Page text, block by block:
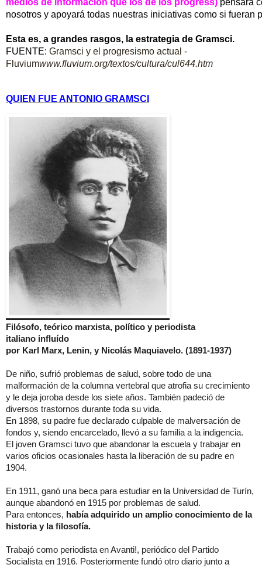
medios de información que los de los progress) pensará
nosotros y apoyará todas nuestras iniciativas como si fueran
Esta es, a grandes rasgos, la estrategia de Gramsci.
FUENTE: Gramsci y el progresismo actual -
Fluviumwww.fluvium.org/textos/cultura/cul644.htm
QUIEN FUE ANTONIO GRAMSCI
Filósofo, teórico marxista, político y periodista
italiano influído
por Karl Marx, Lenin, y Nicolás Maquiavelo. (1891-1937)
De niño, sufrió problemas de salud, sobre todo de una
malformación de la columna vertebral que atrofia su crecimiento
y le deja joroba desde los siete años. También padeció de
diversos trastornos durante toda su vida.
En 1898, su padre fue declarado culpable de malversación de
fondos y, siendo encarcelado, llevó a su familia a la indigencia.
El joven Gramsci tuvo que abandonar la escuela y trabajar en
varios oficios ocasionales hasta la liberación de su padre en
1904.
En 1911, ganó una beca para estudiar en la Universidad de Turín,
aunque abandonó en 1915 por problemas de salud.
Para entonces, había adquirido un amplio conocimiento de la
historia y la filosofía.
Trabajó como periodista en Avanti!, periódico del Partido
Socialista en 1916. Posteriormente fundó otro diario junto a